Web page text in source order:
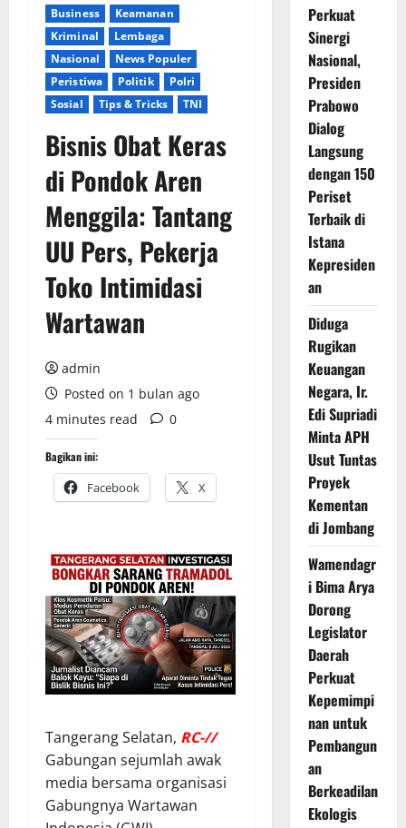
Business
Keamanan
Kriminal
Lembaga
Nasional
News Populer
Peristiwa
Politik
Polri
Sosial
Tips & Tricks TNI
Bisnis Obat Keras
di Pondok Aren
Menggila: Tantang
UU Pers, Pekerja
Toko Intimidasi
Wartawan
admin
Posted on 1 bulan ago
4 minutes read
0
Bagikan ini:
Facebook X
​Tangerang Selatan, RC-//
Gabungan sejumlah awak
media bersama organisasi
Gabungnya Wartawan
Perkuat
Sinergi
Nasional,
Presiden
Prabowo
Dialog
Langsung
dengan 150
Periset
Terbaik di
Istana
Kepresiden
an
Diduga
Rugikan
Keuangan
Negara, Ir.
Edi Supriadi
Minta APH
Usut Tuntas
Proyek
Kementan
di Jombang
Wamendagr
i Bima Arya
Dorong
Legislator
Daerah
Perkuat
Kepemimpi
nan untuk
Pembangun
an
Berkeadilan
Ekologis